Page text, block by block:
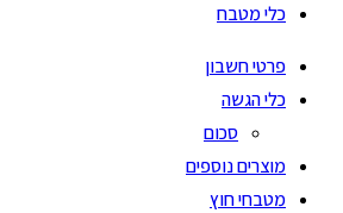
כלי מטבח
פרטי חשבון
כלי הגשה
סכום
מוצרים נוספים
מטבחי חוץ